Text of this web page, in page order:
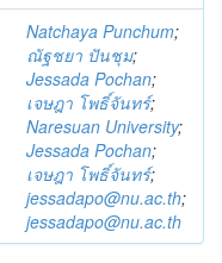
Natchaya Punchum;
ณัฐชยา ปันชุม;
Jessada Pochan;
เจษฎา โพธิ์จันทร์;
Naresuan University;
Jessada Pochan;
เจษฎา โพธิ์จันทร์;
jessadapo@nu.ac.th;
jessadapo@nu.ac.th